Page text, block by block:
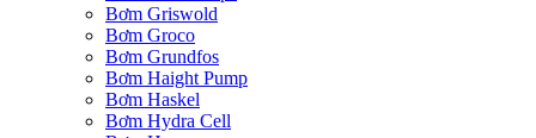
Bơm Griswold
Bơm Groco
Bơm Grundfos
Bơm Haight Pump
Bơm Haskel
Bơm Hydra Cell